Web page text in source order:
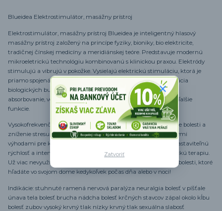
Blueidea Elektrostimulátor, masážny prístroj
Elektrostimulátor, masážny prístroj Blueidea je inteligentný hlasový
masážny prístroj založený na princípe fyziky, bioniky, bio elektricite,
tradičnej čínskej medicíny a meridiánskej teóre. Predstavuje modernú
mikroeletrickú technológiu kombinovanú s klinickou praxou. Elektródy
stimulujú a vibrujú v pokožke. Vysielajú elektrickú stimuláciu, ktorá je
priamo spojená s tkanivami a orgánmi . Elektrické pole, aktivácia
biologických buniek, pozmenenie voľných radikálov, reguluje
absorbovanie, vedenie, balans, metabolizmus, imunitu a má ďalšie
funkcie.
Vysokofrekvenčné elektronické impulzy určené na zmiernenie bolesti a
zníženie stresu. Prednastavené masážne programy s osobitnými
výhodami pre každú svalovú skupinu. Každý z nich ponúka nastaviteľnú
rýchlosť a intenzitu! Už nemusíte čakať na lekárov alebo fyzickú terapiu.
Už viac nevyužívajte drahé masáže. Majte úľavu od napätia a bolesti, ktoré
hľadáte vo svojom dome kedykoľvek počas dňa alebo v noci!
Indikácie: stuhnuté ramená nervová paralýza neuralgia bolesť v píšťale
únava tela bolesť brucha nádcha bolesť krčných stavcov zápal okolo kĺbu
bolesť zubov vysoký krvný tlak nízky krvný tlak sexuálna slabosť
Zatvoriť